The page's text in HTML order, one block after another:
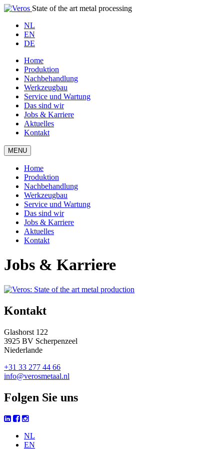
State of the art metal processing
NL
EN
DE
Home
Produktion
Nachbehandlung
Werkzeugbau
Service und Wartung
Das sind wir
Jobs & Karriere
Aktuelles
Kontakt
MENU
Home
Produktion
Nachbehandlung
Werkzeugbau
Service und Wartung
Das sind wir
Jobs & Karriere
Aktuelles
Kontakt
Jobs & Karriere
Kontakt
Glashorst 122
3925 BV Scherpenzeel
Niederlande
+31 33 277 44 66
info@verosmetaal.nl
Folgen Sie uns
NL
EN